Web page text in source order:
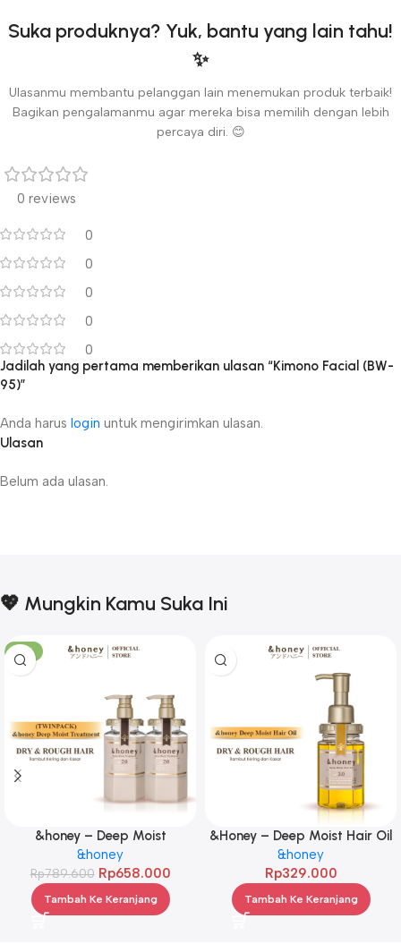
Suka produknya? Yuk, bantu yang lain tahu!
✨
Ulasanmu membantu pelanggan lain menemukan produk terbaik!
Bagikan pengalamanmu agar mereka bisa memilih dengan lebih
percaya diri. 😊
0 reviews
0
0
0
0
0
Ulasan
Belum ada ulasan.
Jadilah yang pertama memberikan ulasan “Kimono Facial (BW-
95)”
Anda harus login untuk mengirimkan ulasan.
💖 Mungkin Kamu Suka Ini
-17%
&honey – Deep Moist
Treatment 445 g Twinpack
&honey
Rp789.600 Rp658.000
Tambah Ke Keranjang
&Honey – Deep Moist Hair Oil
3.0 100ml
&honey
Rp329.000
Tambah Ke Keranjang